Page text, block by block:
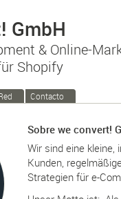
GmbH
& Online-
Shopify
Contacto
Sobre we convert!
Wir sind eine kleine,
Kunden,
Strategien für e-